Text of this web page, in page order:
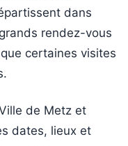
dans
rendez-vous
certaines visites
de Metz et
dates, lieux et